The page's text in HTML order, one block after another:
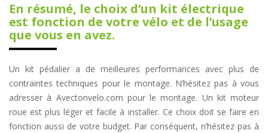
En résumé, le choix d’un kit électrique
est fonction de votre vélo et de l’usage
que vous en avez.
Un kit pédalier a de meilleures performances avec plus de
contraintes techniques pour le montage. N’hésitez pas à vous
adresser à Avectonvelo.com pour le montage. Un kit moteur
roue est plus léger et facile à installer. Ce choix doit se faire en
fonction aussi de votre budget. Par conséquent, n’hésitez pas à